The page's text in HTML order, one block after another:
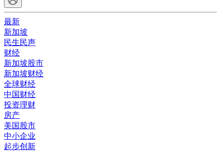
最新
新加坡
民生民声
财经
新加坡股市
新加坡财经
全球财经
中国财经
投资理财
房产
美国股市
中小企业
起步创新